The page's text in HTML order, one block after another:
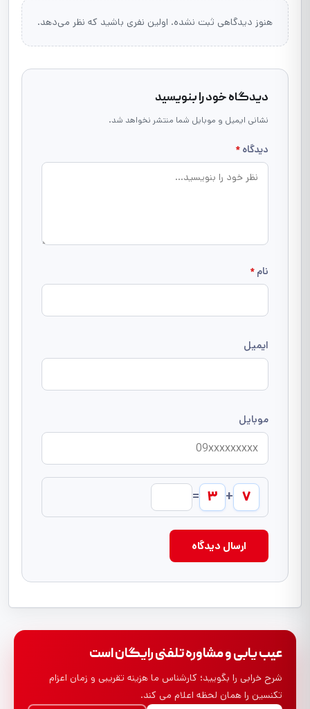
هنوز دیدگاهی ثبت نشده. اولین نفری باشید که نظر می‌دهد.
دیدگاه خود را بنویسید
نشانی ایمیل و موبایل شما منتشر نخواهد شد.
دیدگاه *
نام *
ایمیل
موبایل
۷ + ۳ =
ارسال دیدگاه
عیب یابی و مشاوره تلفنی رایگان است
شرح خرابی را بگویید؛ کارشناس ما هزینه تقریبی و زمان اعزام
تکنسین را همان لحظه اعلام می کند.